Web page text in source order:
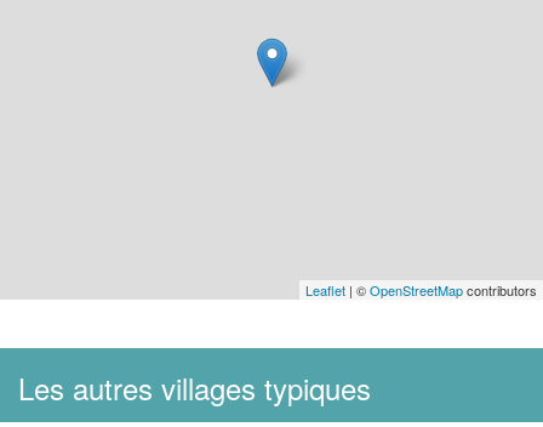
Leaflet | ©OpenStreetMapcontributors
Les autres villages typiques